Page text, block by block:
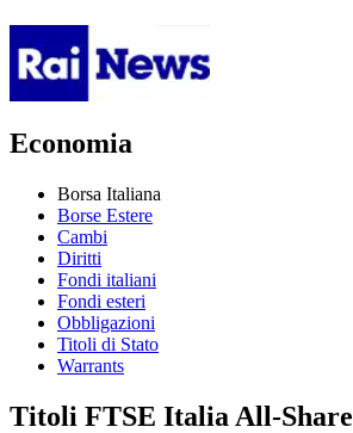
Economia
Borsa Italiana
Borse Estere
Cambi
Diritti
Fondi italiani
Fondi esteri
Obbligazioni
Titoli di Stato
Warrants
Titoli FTSE Italia All-Share